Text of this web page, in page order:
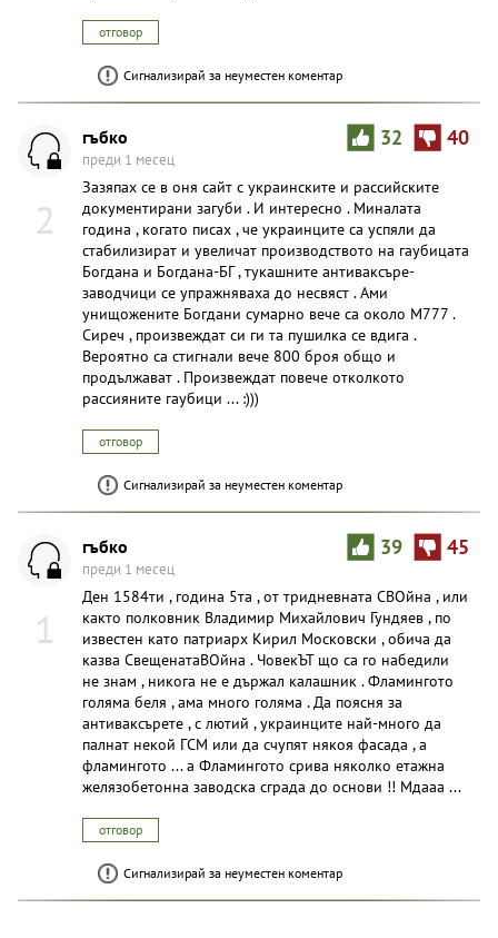
отговор
Сигнализирай за неуместен коментар
2
32 40
гъбко
преди 1 месец
Зазяпах се в оня сайт с украинските и рассийските
документирани загуби . И интересно . Миналата
година , когато писах , че украинците са успяли да
стабилизират и увеличат производството на гаубицата
Богдана и Богдана-БГ , тукашните антиваксъре-
заводчици се упражняваха до несвяст . Ами
унищожените Богдани сумарно вече са около М777 .
Сиреч , произвеждат си ги та пушилка се вдига .
Вероятно са стигнали вече 800 броя общо и
продължават . Произвеждат повече отколкото
рассияните гаубици ... :)))
отговор
Сигнализирай за неуместен коментар
1
39 45
гъбко
преди 1 месец
Ден 1584ти , година 5та , от тридневната СВОйна , или
както полковник Владимир Михайлович Гундяев , по
известен като патриарх Кирил Московски , обича да
казва СвещенатаВОйна . ЧовекЪТ що са го набедили
не знам , никога не е държал калашник . Фламингото
голяма беля , ама много голяма . Да поясня за
антиваксърете , с лютий , украинците най-много да
палнат некой ГСМ или да счупят някоя фасада , а
фламингото ... а Фламингото срива няколко етажна
желязобетонна заводска сграда до основи !! Мдааа ...
отговор
Сигнализирай за неуместен коментар